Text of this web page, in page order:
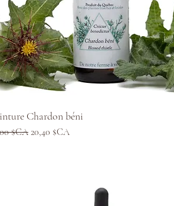
Aperçu rapide
Chardon béni
original
$CA Prix promotionnel
20,40 $CA